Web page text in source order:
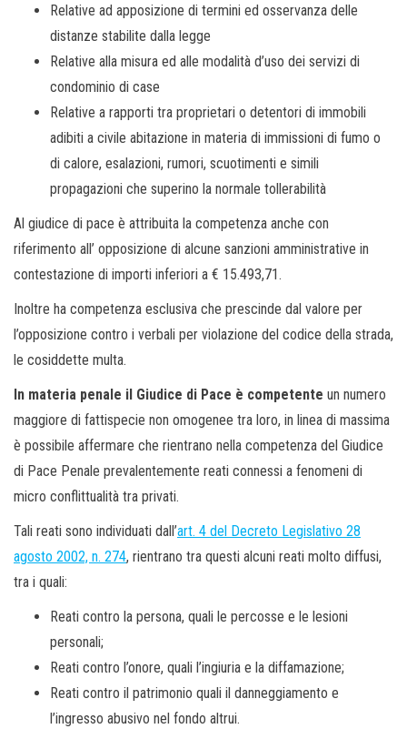
Relative ad apposizione di termini ed osservanza delle
distanze stabilite dalla legge
Relative alla misura ed alle modalità d’uso dei servizi di
condominio di case
Relative a rapporti tra proprietari o detentori di immobili
adibiti a civile abitazione in materia di immissioni di fumo o
di calore, esalazioni, rumori, scuotimenti e simili
propagazioni che superino la normale tollerabilità
Al giudice di pace è attribuita la competenza anche con
riferimento all’ opposizione di alcune sanzioni amministrative in
contestazione di importi inferiori a € 15.493,71.
Inoltre ha competenza esclusiva che prescinde dal valore per
l’opposizione contro i verbali per violazione del codice della strada,
le cosiddette multa.
In materia penale il Giudice di Pace è competente un numero
maggiore di fattispecie non omogenee tra loro, in linea di massima
è possibile affermare che rientrano nella competenza del Giudice
di Pace Penale prevalentemente reati connessi a fenomeni di
micro conflittualità tra privati.
Tali reati sono individuati dall’art. 4 del Decreto Legislativo 28
agosto 2002, n. 274, rientrano tra questi alcuni reati molto diffusi,
tra i quali:
­Reati contro la persona, quali le percosse e le lesioni
personali;
Reati contro l’onore, quali l’ingiuria e la diffamazione;
Reati contro il patrimonio quali il danneggiamento e
l’ingresso abusivo nel fondo altrui.